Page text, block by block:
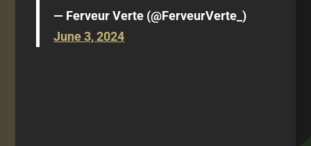
— Ferveur Verte (@FerveurVerte_)
June 3, 2024